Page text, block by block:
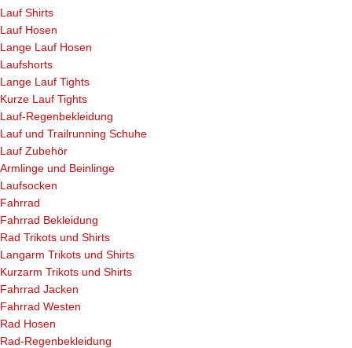
Lauf Shirts
Lauf Hosen
Lange Lauf Hosen
Laufshorts
Lange Lauf Tights
Kurze Lauf Tights
Lauf-Regenbekleidung
Lauf und Trailrunning Schuhe
Lauf Zubehör
Armlinge und Beinlinge
Laufsocken
Fahrrad
Fahrrad Bekleidung
Rad Trikots und Shirts
Langarm Trikots und Shirts
Kurzarm Trikots und Shirts
Fahrrad Jacken
Fahrrad Westen
Rad Hosen
Rad-Regenbekleidung